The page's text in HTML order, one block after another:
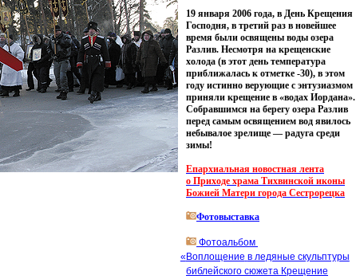
19 января 2006 года, в День Крещения
Господня, в третий раз в новейшее
время были освящены воды озера
Разлив. Несмотря на крещенские
холода (в этот день температура
приближалась к отметке -30), в этом
году истинно верующие с энтузиазмом
приняли крещение в «водах Иордана».
Собравшимся на берегу озера Разлив
перед самым освящением вод явилось
небывалое зрелище — радуга среди
зимы!
Епархиальная новостная лента
о Приходе храма Тихвинской иконы
Божией Матери города Сестрорецка
Фотовыставка
Фотоальбом
« Воплощение в ледяные скульптуры
библейского сюжета Крещение